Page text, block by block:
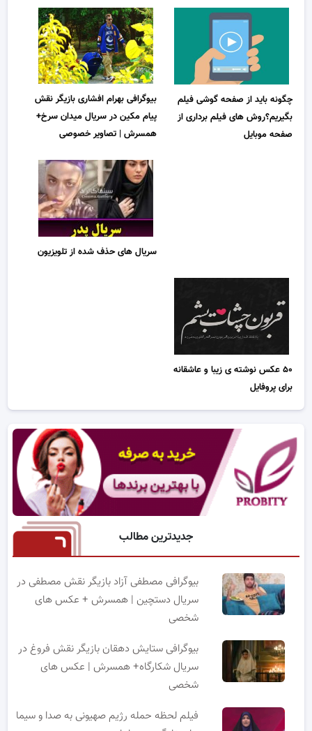
چگونه باید از صفحه گوشی فیلم
بگیریم؟روش های فیلم برداری از
صفحه موبایل
بیوگرافی بهرام افشاری بازیگر نقش
پیام مکین در سریال میدان سرخ+
همسرش | تصاویر خصوصی
سریال های حذف شده از تلویزیون
۵۰ عکس نوشته ی زیبا و عاشقانه
برای پروفایل
جدیدترین مطالب
بیوگرافی مصطفی آزاد بازیگر نقش مصطفی در
سریال دستچین | همسرش + عکس های
شخصی
بیوگرافی ستایش دهقان بازیگر نقش فروغ در
سریال شکارگاه+ همسرش | عکس های
شخصی
فیلم لحظه حمله رژیم صهیونی به صدا و سیما